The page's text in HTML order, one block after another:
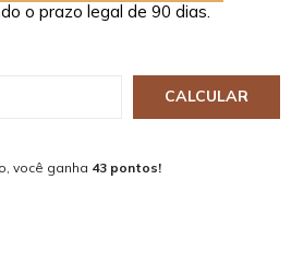
o prazo legal de 90 dias.
CALCULAR
você ganha 43 pontos!